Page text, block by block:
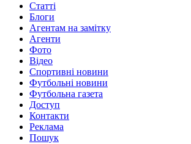
Статті
Блоги
Агентам на замітку
Агенти
Фото
Відео
Спортивні новини
Футбольні новини
Футбольна газета
Доступ
Контакти
Реклама
Пошук